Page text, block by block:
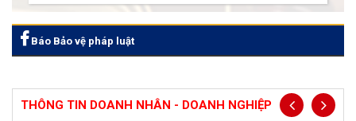
Báo Bảo vệ pháp luật
THÔNG TIN DOANH NHÂN - DOANH NGHIỆP